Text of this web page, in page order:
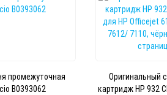
промежуточная
B0393062
Оригинальный
картридж HP 932